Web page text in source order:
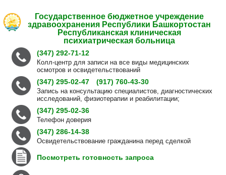
Государственное бюджетное учреждение
здравоохранения Республики Башкортостан
Республиканская клиническая
психиатрическая больница
(347) 292-71-12
Колл-центр для записи на все виды медицинских
осмотров и освидетельствований
(347) 295-02-47 (917) 760-43-30
Запись на консультацию специалистов, диагностических
исследований, физиотерапии и реабилитации;
(347) 295-02-36
Телефон доверия
(347) 286-14-38
Освидетельствование гражданина перед сделкой
Посмотреть готовность запроса